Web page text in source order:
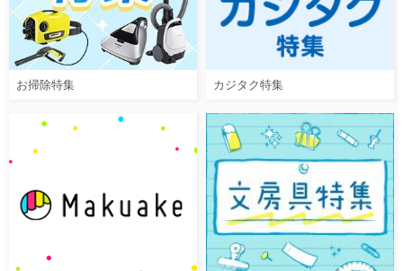
お掃除特集 カジタク特集